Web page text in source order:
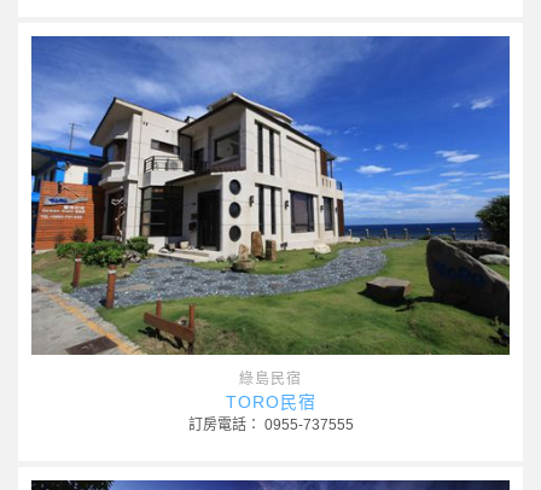
綠島民宿
TORO民宿
訂房電話： 0955-737555